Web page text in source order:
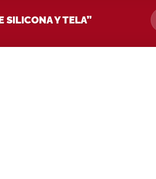
SILICONA Y TELA”